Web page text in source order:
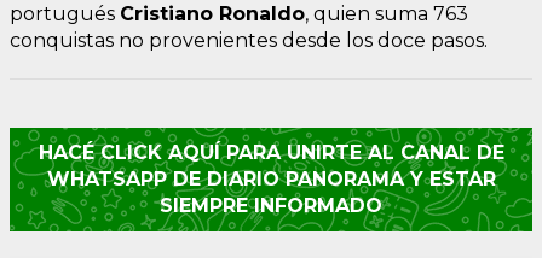
portugués Cristiano Ronaldo, quien suma 763
conquistas no provenientes desde los doce pasos.
HACÉ CLICK AQUÍ PARA UNIRTE AL CANAL DE
WHATSAPP DE DIARIO PANORAMA Y ESTAR
SIEMPRE INFORMADO